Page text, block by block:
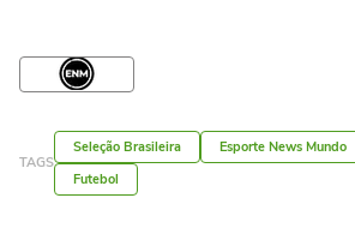
TAGS
Seleção Brasileira Esporte News Mundo
Futebol